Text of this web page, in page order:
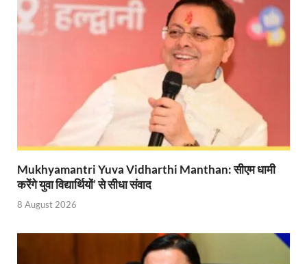
Nitin Nabin: राष्ट्रीय अध्यक्ष बनने के बाद नितिन नवीन
World Economic Forum: भारत की आर्थिक मजबूती के
Uttarakhand Government News: मुख्यमंत्री पुष्कर
Noida Engineer Case: एसआईटी गठन पर मृतक के
BJP National President Nitin Nabin: निर्विरोध चुने
New Jalpaiguri Railway Station: न्यू जलपाईगुड़ी
Jagran Forum: जागरण फोरम पर सीएम पुष्कर सिंह धामी
Vande Bharat Sleeper: देश को मिली पहली स्लीपर वन्दे
Mukhyamantri Yuva Vidharthi Manthan: सीएम धामी
करेंगे युवा विद्यार्थियों’ से सीधा संवाद
8 August 2026